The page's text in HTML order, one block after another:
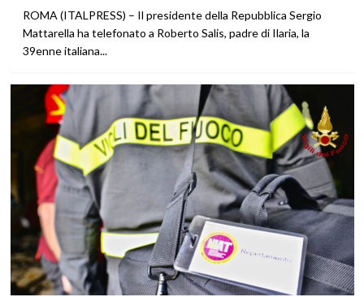
ROMA (ITALPRESS) – Il presidente della Repubblica Sergio
Mattarella ha telefonato a Roberto Salis, padre di Ilaria, la
39enne italiana...